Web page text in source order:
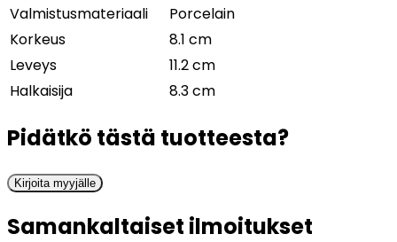
Valmistusmateriaali
Porcelain
Korkeus
8.1 cm
Leveys
11.2 cm
Halkaisija
8.3 cm
Pidätkö tästä tuotteesta?
Kirjoita myyjälle
Samankaltaiset ilmoitukset